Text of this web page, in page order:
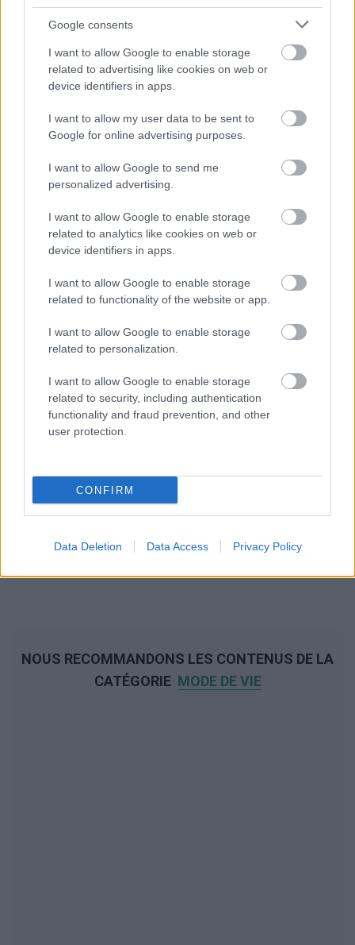
Google consents
I want to allow Google to enable storage
related to advertising like cookies on web or
device identifiers in apps.
I want to allow my user data to be sent to
Google for online advertising purposes.
I want to allow Google to send me
personalized advertising.
I want to allow Google to enable storage
related to analytics like cookies on web or
device identifiers in apps.
I want to allow Google to enable storage
related to functionality of the website or app.
I want to allow Google to enable storage
related to personalization.
I want to allow Google to enable storage
related to security, including authentication
functionality and fraud prevention, and other
user protection.
CONFIRM
Data Deletion Data Access Privacy Policy
conseils et astuces contenus dans le site, vous devez
absolument consulter votre médecin.
Publicité:
NOUS RECOMMANDONS LES CONTENUS DE LA
CATÉGORIE MODE DE VIE